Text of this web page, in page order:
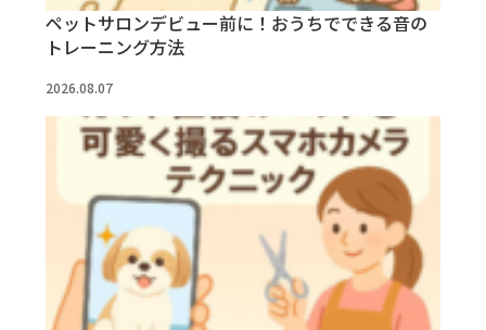
ペットサロンデビュー前に！おうちでできる音の
トレーニング方法
2026.08.07